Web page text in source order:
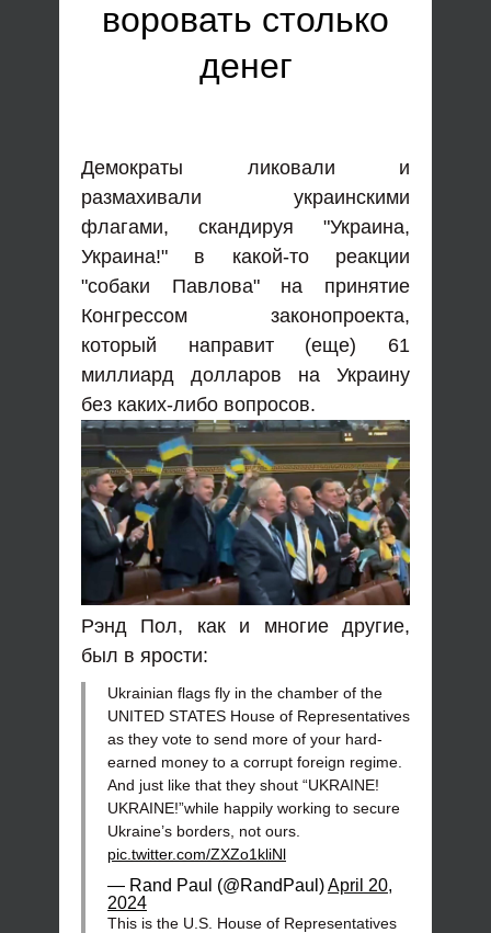
воровать столько
денег
Демократы ликовали и
размахивали украинскими
флагами, скандируя "Украина,
Украина!" в какой-то реакции
"собаки Павлова" на принятие
Конгрессом законопроекта,
который направит (еще) 61
миллиард долларов на Украину
без каких-либо вопросов.
Рэнд Пол, как и многие другие,
был в ярости:
Ukrainian flags fly in the chamber of the
UNITED STATES House of Representatives
as they vote to send more of your hard-
earned money to a corrupt foreign regime.
And just like that they shout “UKRAINE!
UKRAINE!”while happily working to secure
Ukraine’s borders, not ours.
pic.twitter.com/ZXZo1kliNl
— Rand Paul (@RandPaul)April 20,
2024
This is the U.S. House of Representatives